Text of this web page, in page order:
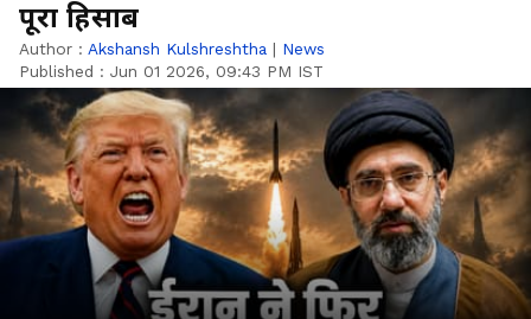
पूरा हिसाब
Author : Akshansh Kulshreshtha | News
Published : Jun 01 2026, 09:43 PM IST